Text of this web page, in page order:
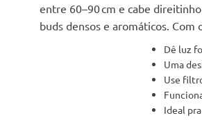
entre 60–90 cm e cabe
buds densos e aromáticos. Com
Dê luz
Uma
Use
Ideal